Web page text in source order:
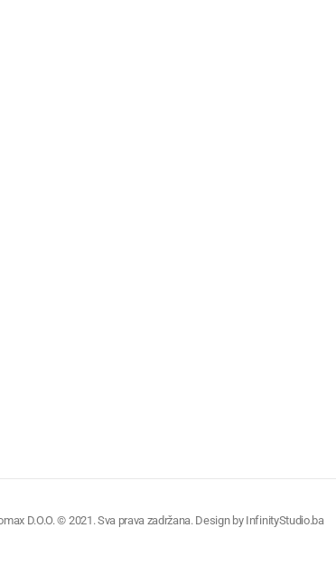
D.O.O. © 2021. Sva prava zadržana. Design by InfinityStudio.ba